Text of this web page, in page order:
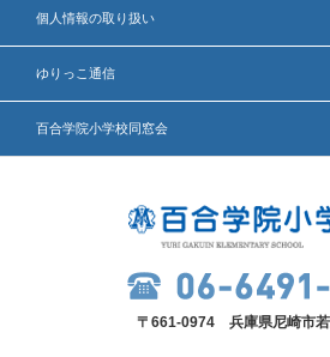
個人情報の取り扱い
ゆりっこ通信
百合学院小学校同窓会
〒661-0974 兵庫県尼崎市